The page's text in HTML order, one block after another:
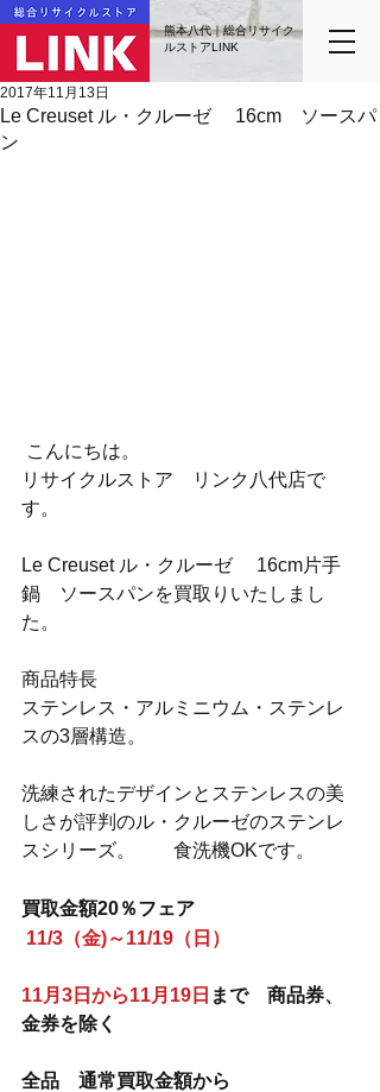
熊本八代｜総合リサイク
ルストアLINK
Le Creuset ル・クルーゼ 16cm ソースパ
ン
2017年11月13日
こんにちは。
リサイクルストア　リンク八代店で
す。
Le Creuset ル・クルーゼ　 16cm片手
鍋　ソースパンを買取りいたしまし
た。
商品特長
ステンレス・アルミニウム・ステンレ
スの3層構造。
洗練されたデザインとステンレスの美
しさが評判のル・クルーゼのステンレ
スシリーズ。　　食洗機OKです。
買取金額20％フェア
11/3（金)～11/19（日）
11月3日から11月19日 まで　商品券、
金券を除く
全品　通常買取金額から